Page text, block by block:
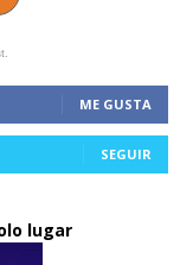
ME GUSTA
SEGUIR
lugar